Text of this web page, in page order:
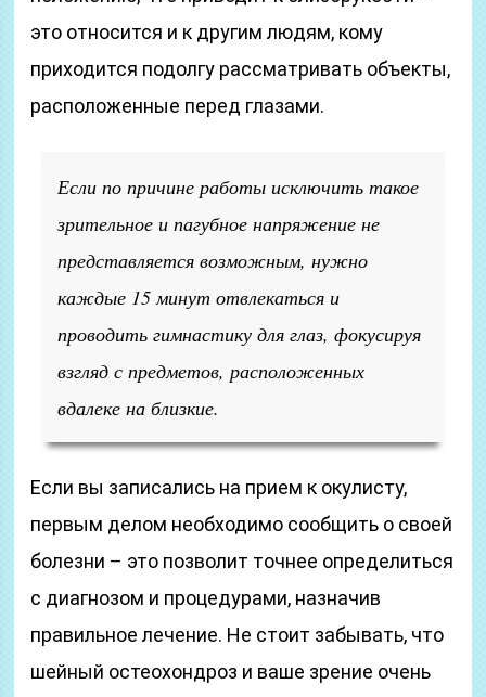
это относится и к другим людям, кому
приходится подолгу рассматривать объекты,
расположенные перед глазами.
Если по причине работы исключить такое
зрительное и пагубное напряжение не
представляется возможным, нужно
каждые 15 минут отвлекаться и
проводить гимнастику для глаз, фокусируя
взгляд с предметов, расположенных
вдалеке на близкие.
Если вы записались на прием к окулисту,
первым делом необходимо сообщить о своей
болезни – это позволит точнее определиться
с диагнозом и процедурами, назначив
правильное лечение. Не стоит забывать, что
шейный остеохондроз и ваше зрение очень